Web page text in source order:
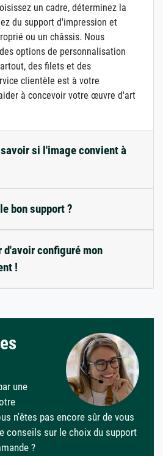
un cadre, déterminez la
du support d'impression et
ou un châssis. Nous
options de personnalisation
des filets et des
clientèle est à votre
à concevoir votre œuvre d'art
si l'image convient à
bon support ?
d'avoir configuré mon
!
une
n'êtes pas encore sûr de vous
conseils sur le choix du support
?